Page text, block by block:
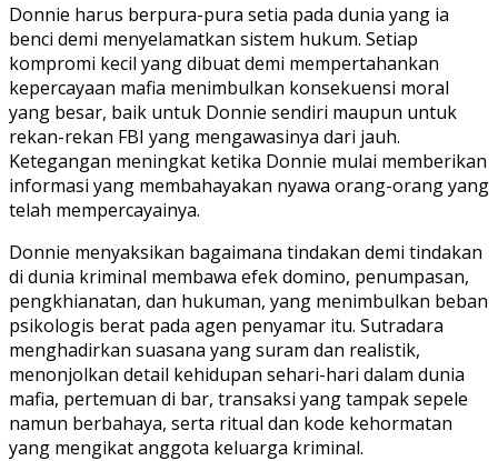
Donnie harus berpura-pura setia pada dunia yang ia
benci demi menyelamatkan sistem hukum. Setiap
kompromi kecil yang dibuat demi mempertahankan
kepercayaan mafia menimbulkan konsekuensi moral
yang besar, baik untuk Donnie sendiri maupun untuk
rekan-rekan FBI yang mengawasinya dari jauh.
Ketegangan meningkat ketika Donnie mulai memberikan
informasi yang membahayakan nyawa orang-orang yang
telah mempercayainya.
Donnie menyaksikan bagaimana tindakan demi tindakan
di dunia kriminal membawa efek domino, penumpasan,
pengkhianatan, dan hukuman, yang menimbulkan beban
psikologis berat pada agen penyamar itu. Sutradara
menghadirkan suasana yang suram dan realistik,
menonjolkan detail kehidupan sehari-hari dalam dunia
mafia, pertemuan di bar, transaksi yang tampak sepele
namun berbahaya, serta ritual dan kode kehormatan
yang mengikat anggota keluarga kriminal.